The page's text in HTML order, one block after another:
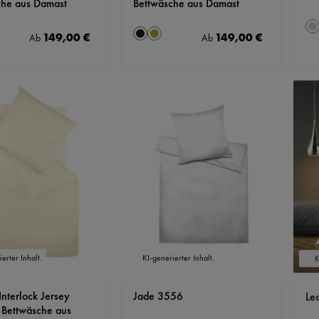
aus Damast
auswählen
Regulärer Preis:
Ab 149,00 €
Bettwäsche aus Damast
Farbe auswählen
CaviarMessing Regulärer Preis:
Ab 149,00 €
Inhalt.
Jersey
aus
KI-generierter Inhalt.
Jade 3556